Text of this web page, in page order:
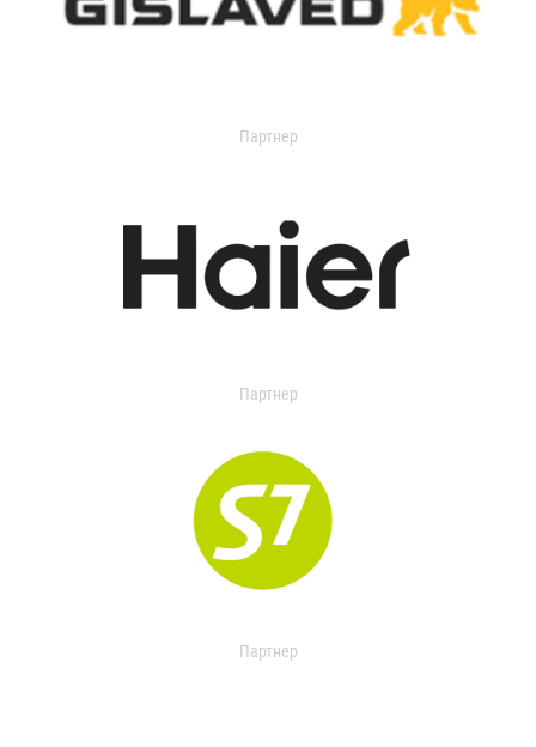
Партнер
Партнер
Партнер